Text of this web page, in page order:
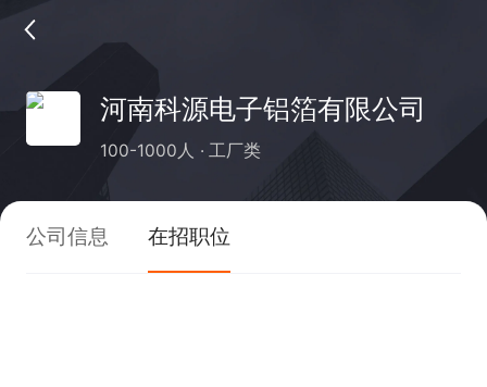
河南科源电子铝箔有限公司
100-1000人 工厂类
公司信息 在招职位